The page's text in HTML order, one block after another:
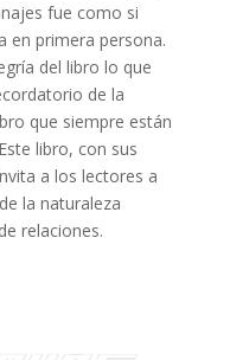
fue como si
en primera persona.
del libro lo que
de la
que siempre están
libro, con sus
a los lectores a
la naturaleza
relaciones.